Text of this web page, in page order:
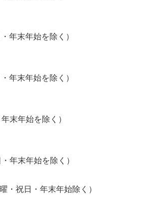
年末年始を除く）
年末年始を除く）
末年始を除く）
年末年始を除く）
・祝日・年末年始除く）